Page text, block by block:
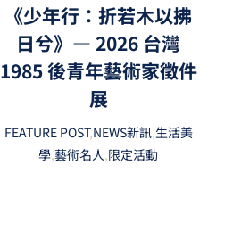
《少年行：折若木以拂
日兮》— 2026 台灣
1985 後青年藝術家徵件
展
FEATURE POST,NEWS新訊,生活美
學,藝術名人,限定活動